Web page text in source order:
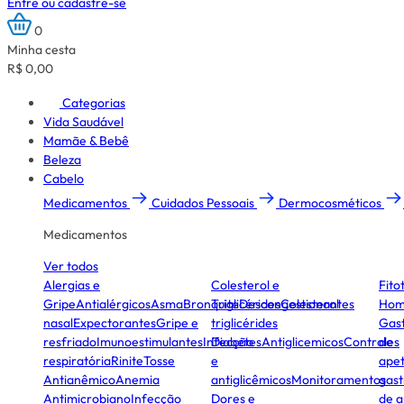
0
Minha cesta
R$ 0,00
Categorias
Vida Saudável
Mamãe & Bebê
Beleza
Cabelo
Medicamentos
Cuidados Pessoais Dermocosméticos
Medicamentos
Ver todos
Alergias e
GripeAntialérgicosAsmaBronquiteDescongestionantes
nasalExpectorantesGripe e
resfriadoImunoestimulantesInfecção
respiratóriaRiniteTosse
AntianêmicoAnemia
AntimicrobianoInfecção
Colesterol e
TriglicéridesColesterol
triglicérides
DiabetesAntiglicemicosControles
e
antiglicêmicosMonitoramentos
Dores e
de
de